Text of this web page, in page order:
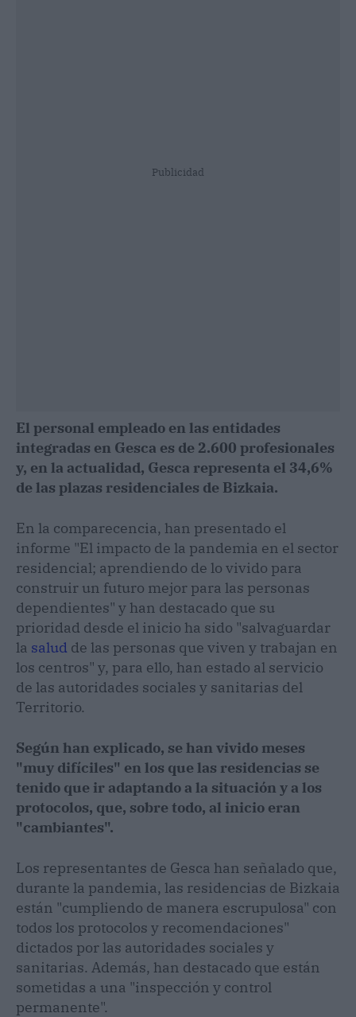
Publicidad
El personal empleado en las entidades
integradas en Gesca es de 2.600 profesionales
y, en la actualidad, Gesca representa el 34,6%
de las plazas residenciales de Bizkaia.
En la comparecencia, han presentado el
informe "El impacto de la pandemia en el sector
residencial; aprendiendo de lo vivido para
construir un futuro mejor para las personas
dependientes" y han destacado que su
prioridad desde el inicio ha sido "salvaguardar
la salud de las personas que viven y trabajan en
los centros" y, para ello, han estado al servicio
de las autoridades sociales y sanitarias del
Territorio.
Según han explicado, se han vivido meses
"muy difíciles" en los que las residencias se
tenido que ir adaptando a la situación y a los
protocolos, que, sobre todo, al inicio eran
"cambiantes".
Los representantes de Gesca han señalado que,
durante la pandemia, las residencias de Bizkaia
están "cumpliendo de manera escrupulosa" con
todos los protocolos y recomendaciones"
dictados por las autoridades sociales y
sanitarias. Además, han destacado que están
sometidas a una "inspección y control
permanente".